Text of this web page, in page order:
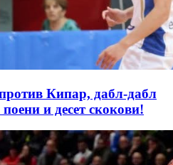
Кипар, дабл-дабл
и десет скокови!